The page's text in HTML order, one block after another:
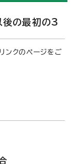
後の最初の3
ンクのページをご